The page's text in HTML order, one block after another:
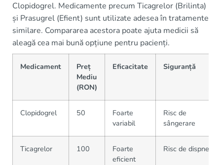
Clopidogrel. Medicamente precum Ticagrelor (Brilinta)
și Prasugrel (Efient) sunt utilizate adesea în tratamente
similare. Compararea acestora poate ajuta medicii să
aleagă cea mai bună opțiune pentru pacienți.
Medicament
Preț
Mediu
(RON)
Eficacitate Siguranță
Clopidogrel 50
Foarte
variabil
Risc de
sângerare
Ticagrelor 100
Foarte
eficient
Risc de dispnee